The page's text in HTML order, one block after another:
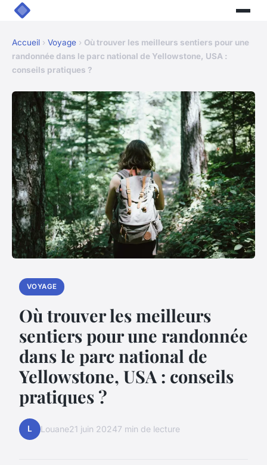
Accueil › Voyage › Où trouver les meilleurs sentiers pour une
randonnée dans le parc national de Yellowstone, USA :
conseils pratiques ?
VOYAGE
Où trouver les meilleurs
sentiers pour une randonnée
dans le parc national de
Yellowstone, USA : conseils
pratiques ?
L Louane21 juin 20247 min de lecture